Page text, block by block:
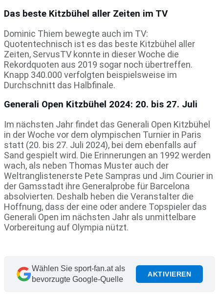
Das beste Kitzbühel aller Zeiten im TV
Dominic Thiem bewegte auch im TV:
Quotentechnisch ist es das beste Kitzbühel aller
Zeiten, ServusTV konnte in dieser Woche die
Rekordquoten aus 2019 sogar noch übertreffen.
Knapp 340.000 verfolgten beispielsweise im
Durchschnitt das Halbfinale.
Generali Open Kitzbühel 2024: 20. bis 27. Juli
Im nächsten Jahr findet das Generali Open Kitzbühel
in der Woche vor dem olympischen Turnier in Paris
statt (20. bis 27. Juli 2024), bei dem ebenfalls auf
Sand gespielt wird. Die Erinnerungen an 1992 werden
wach, als neben Thomas Muster auch der
Weltranglistenerste Pete Sampras und Jim Courier in
der Gamsstadt ihre Generalprobe für Barcelona
absolvierten. Deshalb heben die Veranstalter die
Hoffnung, dass der eine oder andere Topspieler das
Generali Open im nächsten Jahr als unmittelbare
Vorbereitung auf Olympia nützt.
Wählen Sie sport-fan.at als
bevorzugte Google-Quelle
AKTIVIEREN